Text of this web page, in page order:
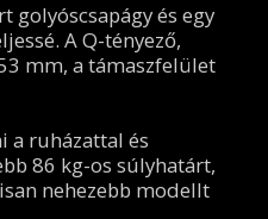
golyóscsapágy és egy
A Q-tényező,
mm, a támaszfelület
a ruházattal és
86 kg-os súlyhatárt,
nehezebb modellt